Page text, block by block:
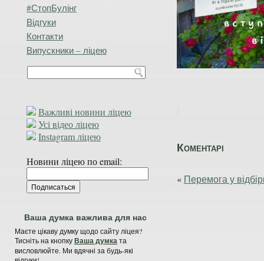
#СтопБулінг
Відгуки
Контакти
Випускники – ліцею
Важливі новини ліцею
Усі відео ліцею
Instagram ліцею
Новини ліцею по email:
Ваша думка важлива для нас
Маєте цікаву думку щодо сайту ліцея?
Тисніть на кнопкуВаша думката
висловлюйте. Ми вдячні за будь-які
Коментарі
« Перемога у